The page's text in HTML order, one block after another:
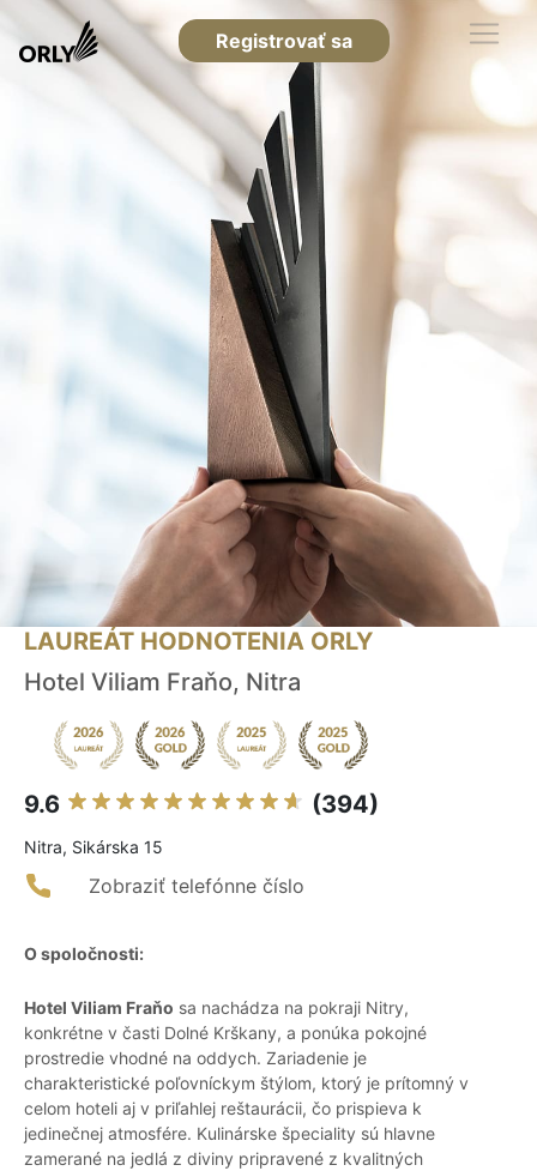
Registrovať sa
LAUREÁT HODNOTENIA ORLY
Hotel Viliam Fraňo, Nitra
9.6 (394)
Nitra, Sikárska 15
Zobraziť telefónne číslo
O spoločnosti:
Hotel Viliam Fraňo sa nachádza na pokraji Nitry,
konkrétne v časti Dolné Krškany, a ponúka pokojné
prostredie vhodné na oddych. Zariadenie je
charakteristické poľovníckym štýlom, ktorý je prítomný v
celom hoteli aj v priľahlej reštaurácii, čo prispieva k
jedinečnej atmosfére. Kulinárske špeciality sú hlavne
zamerané na jedlá z diviny pripravené z kvalitných